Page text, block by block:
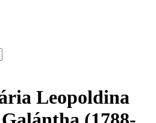
Leopoldina